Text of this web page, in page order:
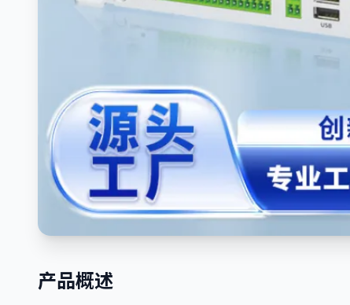
产品概述